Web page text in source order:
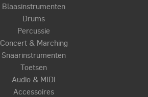
Blaasinstrumenten
Drums
Percussie
Concert & Marching
Snaarinstrumenten
Toetsen
Audio & MIDI
Accessoires